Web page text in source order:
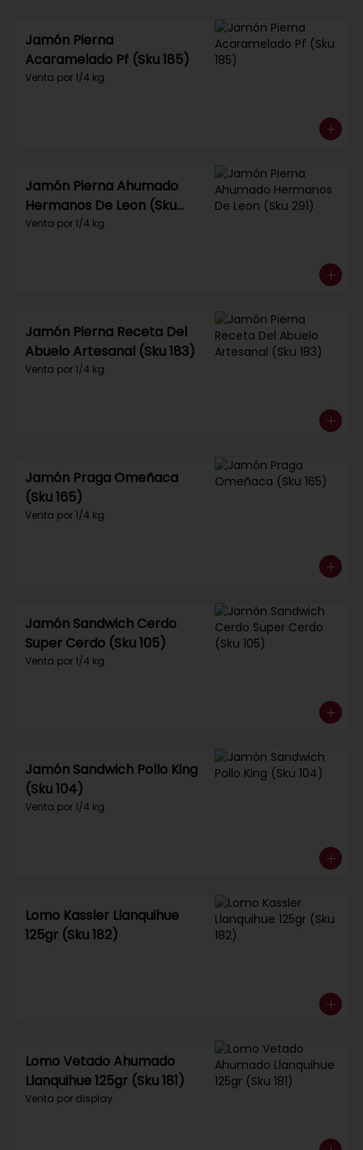
Jamón Pierna
Acaramelado Pf (Sku 185)
Venta por 1/4 kg.
Jamón Pierna Ahumado
Hermanos De Leon (Sku
291)
Venta por 1/4 kg.
Jamón Pierna Receta Del
Abuelo Artesanal (Sku 183)
Venta por 1/4 kg.
Jamón Praga Omeñaca
(Sku 165)
Venta por 1/4 kg.
Jamón Sandwich Cerdo
Super Cerdo (Sku 105)
Venta por 1/4 kg.
Jamón Sandwich Pollo King
(Sku 104)
Venta por 1/4 kg.
Lomo Kassler Llanquihue
125gr (Sku 182)
Lomo Vetado Ahumado
Llanquihue 125gr (Sku 181)
Venta por display.